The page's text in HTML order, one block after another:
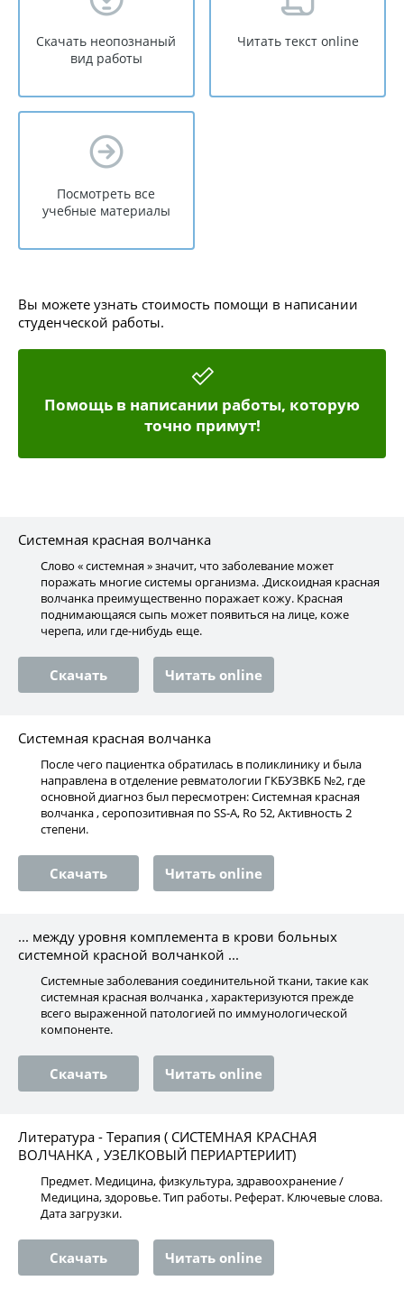
Скачать неопознаный
вид работы
Читать текст online
Посмотреть все
учебные материалы
Вы можете узнать стоимость помощи в написании
студенческой работы.
Помощь в написании работы, которую
точно примут!
Системная красная волчанка
Слово « системная » значит, что заболевание может
поражать многие системы организма. .Дискоидная красная
волчанка преимущественно поражает кожу. Красная
поднимающаяся сыпь может появиться на лице, коже
черепа, или где-нибудь еще.
Скачать Читать online
Системная красная волчанка
После чего пациентка обратилась в поликлинику и была
направлена в отделение ревматологии ГКБУЗВКБ №2, где
основной диагноз был пересмотрен: Системная красная
волчанка , серопозитивная по SS-A, Ro 52, Активность 2
степени.
Скачать Читать online
... между уровня комплемента в крови больных
системной красной волчанкой ...
Системные заболевания соединительной ткани, такие как
системная красная волчанка , характеризуются прежде
всего выраженной патологией по иммунологической
компоненте.
Скачать Читать online
Литература - Терапия ( СИСТЕМНАЯ КРАСНАЯ
ВОЛЧАНКА , УЗЕЛКОВЫЙ ПЕРИАРТЕРИИТ)
Предмет. Медицина, физкультура, здравоохранение /
Медицина, здоровье. Тип работы. Реферат. Ключевые слова.
Дата загрузки.
Скачать Читать online